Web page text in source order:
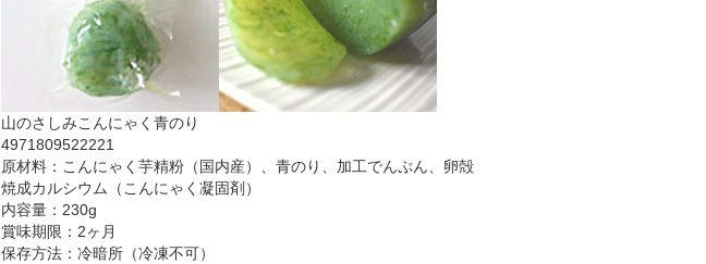
山のさしみこんにゃく青のり
4971809522221
原材料：こんにゃく芋精粉（国内産）、青のり、加工でんぷん、卵殻
焼成カルシウム（こんにゃく凝固剤）
内容量：230g
賞味期限：2ヶ月
保存方法：冷暗所（冷凍不可）